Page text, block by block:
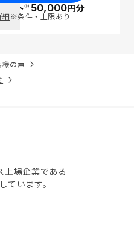
イント※50,000円分
細※条件・上限あり
様の声
上場企業である
います。